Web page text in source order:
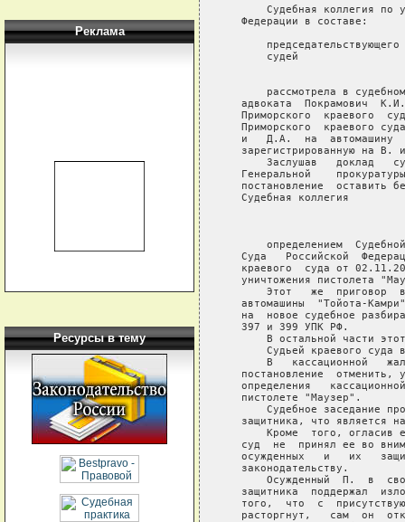
Реклама
Ресурсы в тему
Судебная коллегия по
   Федерации в составе:
судей
рассмотрела в
адвоката  Покрамович
Приморского  краевого
Приморского  краевого
и   Д.А.  на  автомашину
зарегистрированную на В.
Заслушав   доклад
Генеральной
постановление  оставить
   Судебная коллегия
определением
Суда   Российской
краевого  суда от
уничтожения пистолета
Этот   же  приговор
автомашины  "Тойота-
на  новое судебное
   397 и 399 УПК РФ.
В остальной части
Судьей краевого суда
В   кассационной
постановление  отменить,
определения
   пистолете "Маузер".
Судебное заседание
защитника, что является
Кроме  того, огласив
суд  не  принял ее во
осужденных   и   их
   законодательству.
Осужденный  П.  в
защитника  поддержал
того,  что  с
расторгнут,   сам  он